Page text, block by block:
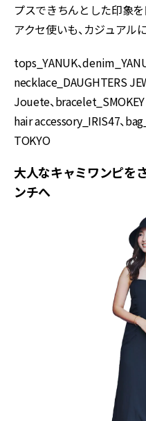
プスできちんとした印象
アクセ使いも、カジュアル
tops_YANUK、
necklace_DAUGHTERS
Jouete、
hair accessory_IRIS47、
TOKYO
大人なキャミワンピを
ンチへ